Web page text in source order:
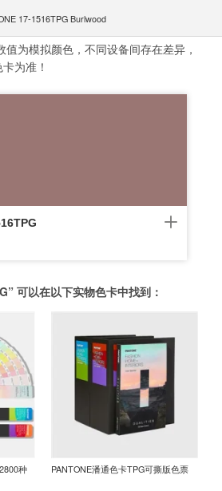
17-1516TPG Burlwood
值为模拟颜色，不同设备间存在差异，
为准！
可以在以下实物色卡中找到：
种
PANTONE潘通色卡TPG可撕版色票